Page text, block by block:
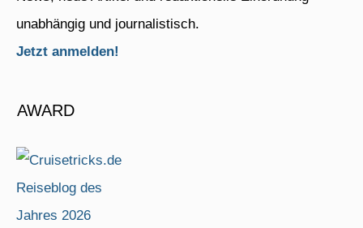
unabhängig und journalistisch.
Jetzt anmelden!
AWARD